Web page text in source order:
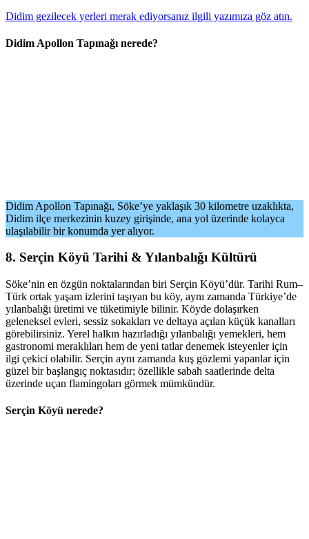
Didim gezilecek yerleri merak ediyorsanız ilgili yazımıza göz atın.
Didim Apollon Tapınağı nerede?
Didim Apollon Tapınağı, Söke’ye yaklaşık 30 kilometre uzaklıkta,
Didim ilçe merkezinin kuzey girişinde, ana yol üzerinde kolayca
ulaşılabilir bir konumda yer alıyor.
8. Serçin Köyü Tarihi & Yılanbalığı Kültürü
Söke’nin en özgün noktalarından biri Serçin Köyü’dür. Tarihi Rum–
Türk ortak yaşam izlerini taşıyan bu köy, aynı zamanda Türkiye’de
yılanbalığı üretimi ve tüketimiyle bilinir. Köyde dolaşırken
geleneksel evleri, sessiz sokakları ve deltaya açılan küçük kanalları
görebilirsiniz. Yerel halkın hazırladığı yılanbalığı yemekleri, hem
gastronomi meraklıları hem de yeni tatlar denemek isteyenler için
ilgi çekici olabilir. Serçin aynı zamanda kuş gözlemi yapanlar için
güzel bir başlangıç noktasıdır; özellikle sabah saatlerinde delta
üzerinde uçan flamingoları görmek mümkündür.
Serçin Köyü nerede?